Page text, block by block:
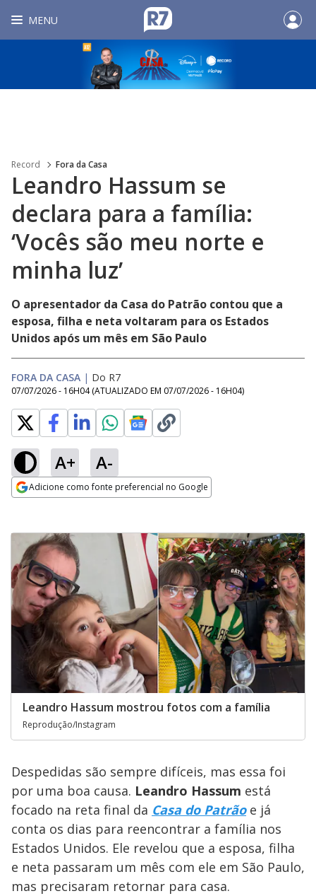
MENU
Record Fora da Casa
Leandro Hassum se
declara para a família:
‘Vocês são meu norte e
minha luz’
O apresentador da Casa do Patrão contou que a
esposa, filha e neta voltaram para os Estados
Unidos após um mês em São Paulo
FORA DA CASA | Do R7
07/07/2026 - 16H04 (ATUALIZADO EM 07/07/2026 - 16H04)
A+ A-
Adicione como fonte preferencial no Google
Leandro Hassum mostrou fotos com a família
Reprodução/Instagram
Despedidas são sempre difíceis, mas essa foi
por uma boa causa. Leandro Hassum está
focado na reta final da Casa do Patrãoe já
conta os dias para reencontrar a família nos
Estados Unidos. Ele revelou que a esposa, filha
e neta passaram um mês com ele em São Paulo,
mas precisaram retornar para casa.